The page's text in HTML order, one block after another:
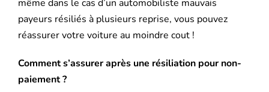
même dans le cas d’un automobiliste mauvais
payeurs résiliés à plusieurs reprise, vous pouvez
réassurer votre voiture au moindre cout !
Comment s’assurer après une résiliation pour non-
paiement ?